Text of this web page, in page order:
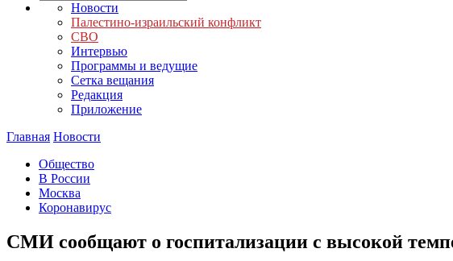
Новости
Палестино-израильский конфликт
СВО
Интервью
Программы и ведущие
Сетка вещания
Редакция
Приложение
Главная Новости
Общество
В России
Москва
Коронавирус
СМИ сообщают о госпитализации с высокой